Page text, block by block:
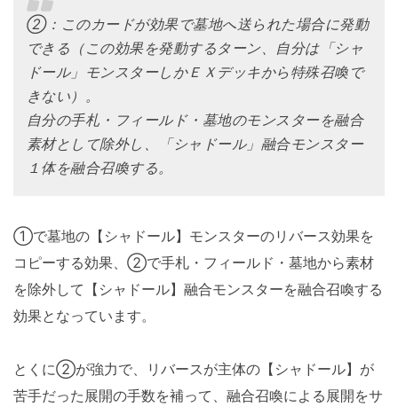
②：このカードが効果で墓地へ送られた場合に発動
できる（この効果を発動するターン、自分は「シャ
ドール」モンスターしかＥＸデッキから特殊召喚で
きない）。
自分の手札・フィールド・墓地のモンスターを融合
素材として除外し、「シャドール」融合モンスター
１体を融合召喚する。
①で墓地の【シャドール】モンスターのリバース効果を
コピーする効果、②で手札・フィールド・墓地から素材
を除外して【シャドール】融合モンスターを融合召喚する
効果となっています。
とくに②が強力で、リバースが主体の【シャドール】が
苦手だった展開の手数を補って、融合召喚による展開をサ